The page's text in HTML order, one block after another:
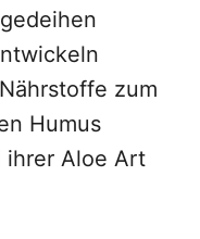
zum
Humus
ihrer Aloe Art